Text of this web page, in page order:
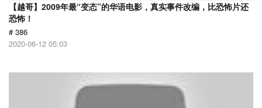
【越哥】2009年最“变态”的华语电影，真实事件改编，比恐怖片还
恐怖！
# 386
2020-06-12 05:03